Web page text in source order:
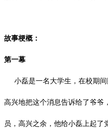
故事梗概：
第一幕
小磊是一名大学生，在校期间
高兴地把这个消息告诉给了爷爷
员，高兴之余，他给小磊上起了